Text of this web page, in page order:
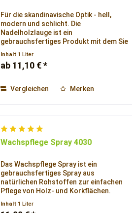
Für die skandinavische Optik - hell,
modern und schlicht. Die
Nadelholzlauge ist ein
gebrauchsfertiges Produkt mit dem Sie
die Vergilbung des Bodens stark
Inhalt1 Liter
ab 11,10 € *
Vergleichen Merken
Wachspflege Spray 4030
Das Wachspflege Spray ist ein
gebrauchsfertiges Spray aus
natürlichen Rohstoffen zur einfachen
Pflege von Holz- und Korkflächen.
Inhalt1 Liter